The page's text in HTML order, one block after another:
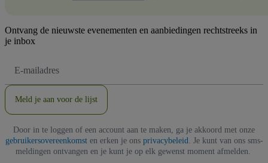
Ontvang de nieuwste evenementen en aanbiedingen rechtstreeks in
je inbox
mailadres
Meld je aan voor de lijst
Door in te loggen of een account aan te maken, ga je akkoord met onze
gebruikersovereenkomsten erken je ons privacybeleid. Je kunt van ons sms-
meldingen ontvangen en je kunt je op elk gewenst moment afmelden.